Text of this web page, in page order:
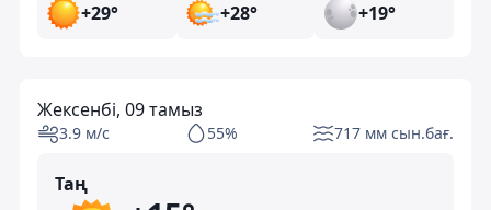
+29° +28° +19°
Жексенбі, 09 тамыз
3.9 м/с 55% 717 мм сын.бағ.
Таң